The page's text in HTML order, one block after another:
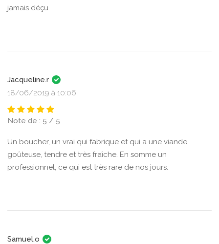
jamais déçu
Jacqueline.r
18/06/2019 à 10:06
Note de : 5 / 5
Un boucher, un vrai qui fabrique et qui a une viande
goûteuse, tendre et très fraîche. En somme un
professionnel, ce qui est très rare de nos jours.
Samuel.o